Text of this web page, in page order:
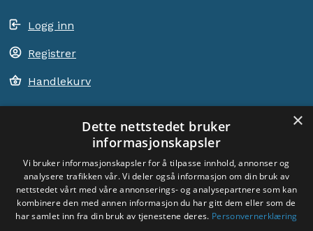
Logg inn
Registrer
Handlekurv
ACEM VERDEN OVER
VELG LAND
Dyade
×
Dette nettstedet bruker
informasjonskapsler
Vi bruker informasjonskapsler for å tilpasse innhold, annonser og
analysere trafikken vår. Vi deler også informasjon om din bruk av
nettstedet vårt med våre annonserings- og analysepartnere som kan
kombinere den med annen informasjon du har gitt dem eller som de
har samlet inn fra din bruk av tjenestene deres. Personvernerklæring